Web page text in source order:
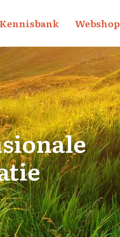
Kennisbank Webshop